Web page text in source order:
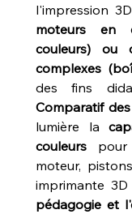
l'impression
moteurs en
couleurs) ou
complexes
Comparatif
lumière la
couleurs pour
moteur,
pédagogie et